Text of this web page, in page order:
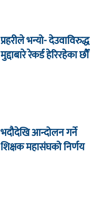
प्रहरीले भन्यो- देउवाविरुद्ध
मुद्दाबारे रेकर्ड हेरिरहेका छौँ
भदौदेखि आन्दोलन गर्ने
शिक्षक महासंघको निर्णय